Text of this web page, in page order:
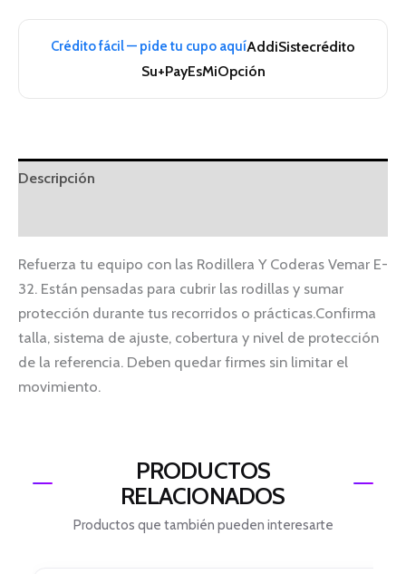
Crédito fácil — pide tu cupo aquíAddiSistecrédito
Su+PayEsMiOpción
Descripción
Refuerza tu equipo con las Rodillera Y Coderas Vemar E-
32. Están pensadas para cubrir las rodillas y sumar
protección durante tus recorridos o prácticas.Confirma
talla, sistema de ajuste, cobertura y nivel de protección
de la referencia. Deben quedar firmes sin limitar el
movimiento.
PRODUCTOS
RELACIONADOS
Productos que también pueden interesarte